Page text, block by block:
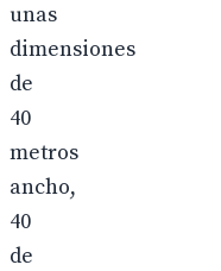
unas
dimensiones
de
40
metros
ancho,
40
de